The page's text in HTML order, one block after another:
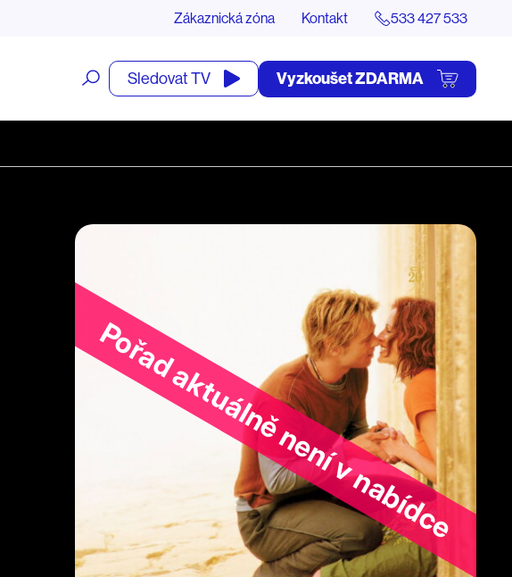
Zákaznická zóna Kontakt 533 427 533
Otevřít
vyhledávání
Sledovat TV Vyzkoušet ZDARMA
Pořad aktuálně není v nabídce